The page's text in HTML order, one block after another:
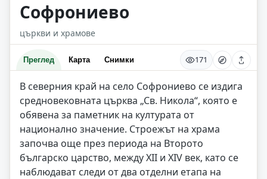
Софрониево
църкви и храмове
Преглед Карта Снимки 171
В северния край на село Софрониево се издига
средновековната църква „Св. Никола“, която е
обявена за паметник на културата от
национално значение. Строежът на храма
започва още през периода на Второто
българско царство, между XII и XIV век, като се
наблюдават следи от два отделни етапа на